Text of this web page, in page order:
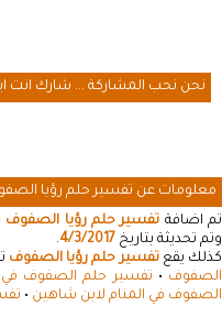
نحن نحب المشاركة ... شارك انت
معلومات عن تفسير حلم رؤيا
تم اضافة تفسير حلم رؤيا الصفوف
وتم تحديثة بتاريخ 4/3/2017
.
كذلك يقعتفسير حلم رؤيا الصفوف
الصفوف • تفسير حلم الصفوف في
الصفوف في المنام لابن شاهين •